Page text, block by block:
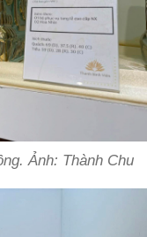
Ảnh: Thành Chu